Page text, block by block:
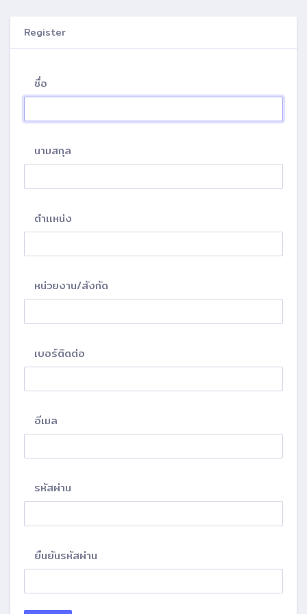
Register
ชื่อ
นามสกุล
ตำเเหน่ง
หน่วยงาน/สังกัด
เบอร์ติดต่อ
อีเมล
รหัสผ่าน
ยืนยันรหัสผ่าน